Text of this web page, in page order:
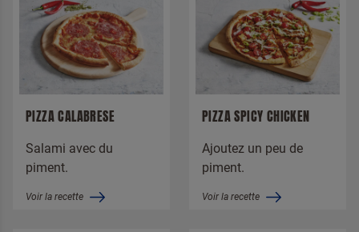
PIZZA CALABRESE
Salami avec du
piment.
Voir la recette
PIZZA SPICY CHICKEN
Ajoutez un peu de
piment.
Voir la recette